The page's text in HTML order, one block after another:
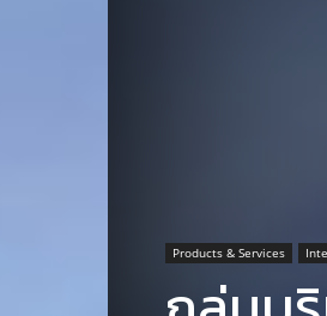
Products & Services